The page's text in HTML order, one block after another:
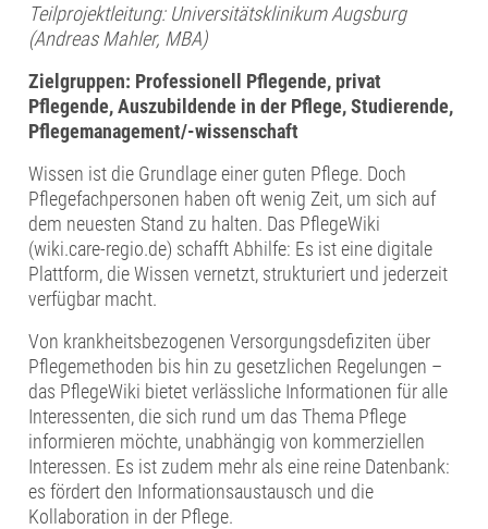
Teilprojektleitung: Universitätsklinikum Augsburg
(Andreas Mahler, MBA)
Zielgruppen: Professionell Pflegende, privat
Pflegende, Auszubildende in der Pflege, Studierende,
Pflegemanagement/-wissenschaft
Wissen ist die Grundlage einer guten Pflege. Doch
Pflegefachpersonen haben oft wenig Zeit, um sich auf
dem neuesten Stand zu halten. Das PflegeWiki
(wiki.care-regio.de) schafft Abhilfe: Es ist eine digitale
Plattform, die Wissen vernetzt, strukturiert und jederzeit
verfügbar macht.
Von krankheitsbezogenen Versorgungsdefiziten über
Pflegemethoden bis hin zu gesetzlichen Regelungen –
das PflegeWiki bietet verlässliche Informationen für alle
Interessenten, die sich rund um das Thema Pflege
informieren möchte, unabhängig von kommerziellen
Interessen. Es ist zudem mehr als eine reine Datenbank:
es fördert den Informationsaustausch und die
Kollaboration in der Pflege.